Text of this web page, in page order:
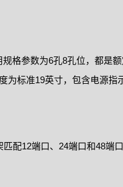
格参数为6孔8孔位，都是额
为标准19英寸，包含电源指
配12端口、24端口和48端口